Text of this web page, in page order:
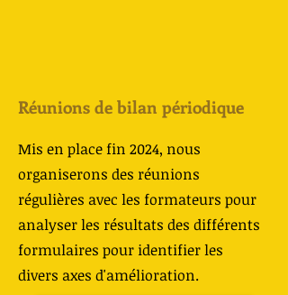
Réunions de bilan périodique
Mis en place fin 2024, nous
organiserons des réunions
régulières avec les formateurs pour
analyser les résultats des différents
formulaires pour identifier les
divers axes d'amélioration.